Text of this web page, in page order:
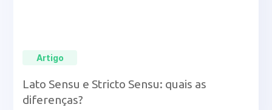
Artigo
Lato Sensu e Stricto Sensu: quais as
diferenças?